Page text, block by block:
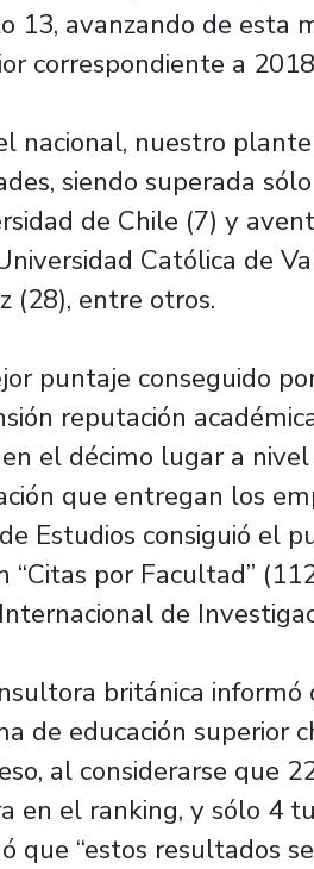
13, avanzando de esta
correspondiente a
nacional, nuestro
siendo superada
de Chile (7) y
Católica de
(28), entre otros.
puntaje conseguido
reputación
el décimo lugar a
que entregan los
Estudios consiguió el
“Citas por Facultad”
de
británica
de educación superior
al considerarse que
en el ranking, y sólo 4
que “estos resultados